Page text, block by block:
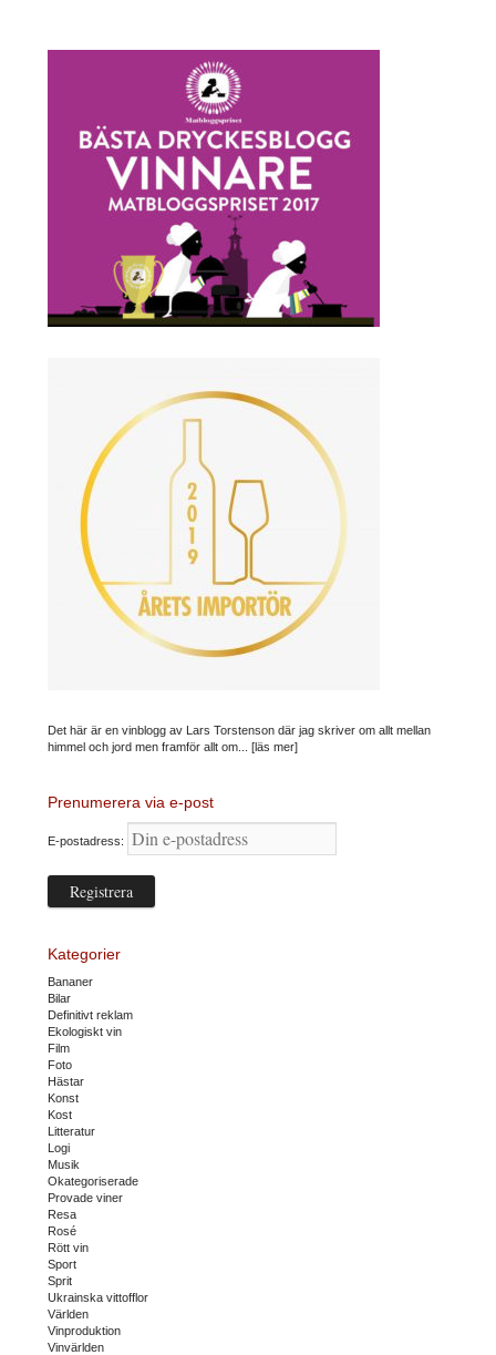
Det här är en vinblogg av Lars Torstenson där jag skriver om allt mellan
himmel och jord men framför allt om... [läs mer]
Prenumerera via e-post
E-postadress:
Kategorier
Bananer
Bilar
Definitivt reklam
Ekologiskt vin
Film
Foto
Hästar
Konst
Kost
Litteratur
Logi
Musik
Okategoriserade
Provade viner
Resa
Rosé
Rött vin
Sport
Sprit
Ukrainska vittofflor
Världen
Vinproduktion
Vinvärlden